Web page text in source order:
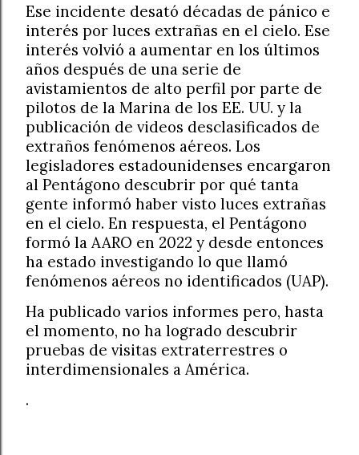
Ese incidente desató décadas de pánico e
interés por luces extrañas en el cielo. Ese
interés volvió a aumentar en los últimos
años después de una serie de
avistamientos de alto perfil por parte de
pilotos de la Marina de los EE. UU. y la
publicación de videos desclasificados de
extraños fenómenos aéreos. Los
legisladores estadounidenses encargaron
al Pentágono descubrir por qué tanta
gente informó haber visto luces extrañas
en el cielo. En respuesta, el Pentágono
formó la AARO en 2022 y desde entonces
ha estado investigando lo que llamó
fenómenos aéreos no identificados (UAP).
Ha publicado varios informes pero, hasta
el momento, no ha logrado descubrir
pruebas de visitas extraterrestres o
interdimensionales a América.
.